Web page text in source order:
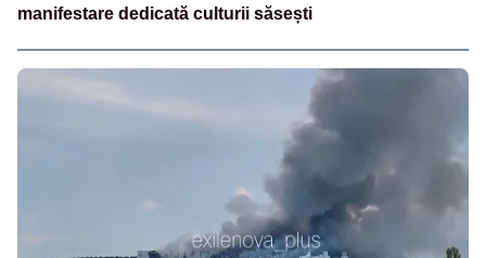
manifestare dedicată culturii săsești